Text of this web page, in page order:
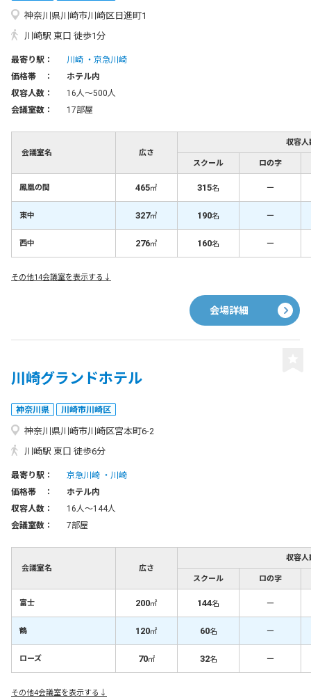
神奈川県川崎市川崎区日進町1
川崎駅 東口 徒歩1分
最寄り駅： 川崎
京急川崎
価格帯 ：
ホテル内
収容人数：
16人〜500人
会議室数：
17部屋
会議室名 広さ
収容人
スクール ロの字
鳳凰の間 465㎡ 315名 －
東中 327㎡ 190名 －
西中 276㎡ 160名 －
その他14会議室を表示する↓
会場詳細
川崎グランドホテル
神奈川県 川崎市川崎区
神奈川県川崎市川崎区宮本町6-2
川崎駅 東口 徒歩6分
最寄り駅： 京急川崎
川崎
価格帯 ：
ホテル内
収容人数：
16人〜144人
会議室数：
7部屋
会議室名 広さ
収容人
スクール ロの字
富士 200㎡ 144名 －
鶴 120㎡ 60名 －
ローズ 70㎡ 32名 －
その他4会議室を表示する↓